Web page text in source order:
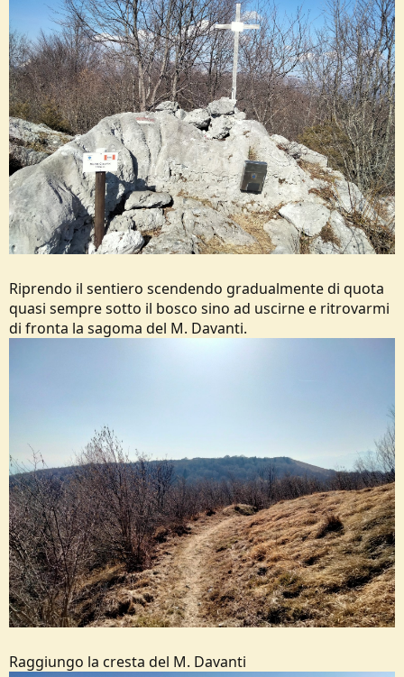
Riprendo il sentiero scendendo gradualmente di quota
quasi sempre sotto il bosco sino ad uscirne e ritrovarmi
di fronta la sagoma del M. Davanti.
Raggiungo la cresta del M. Davanti